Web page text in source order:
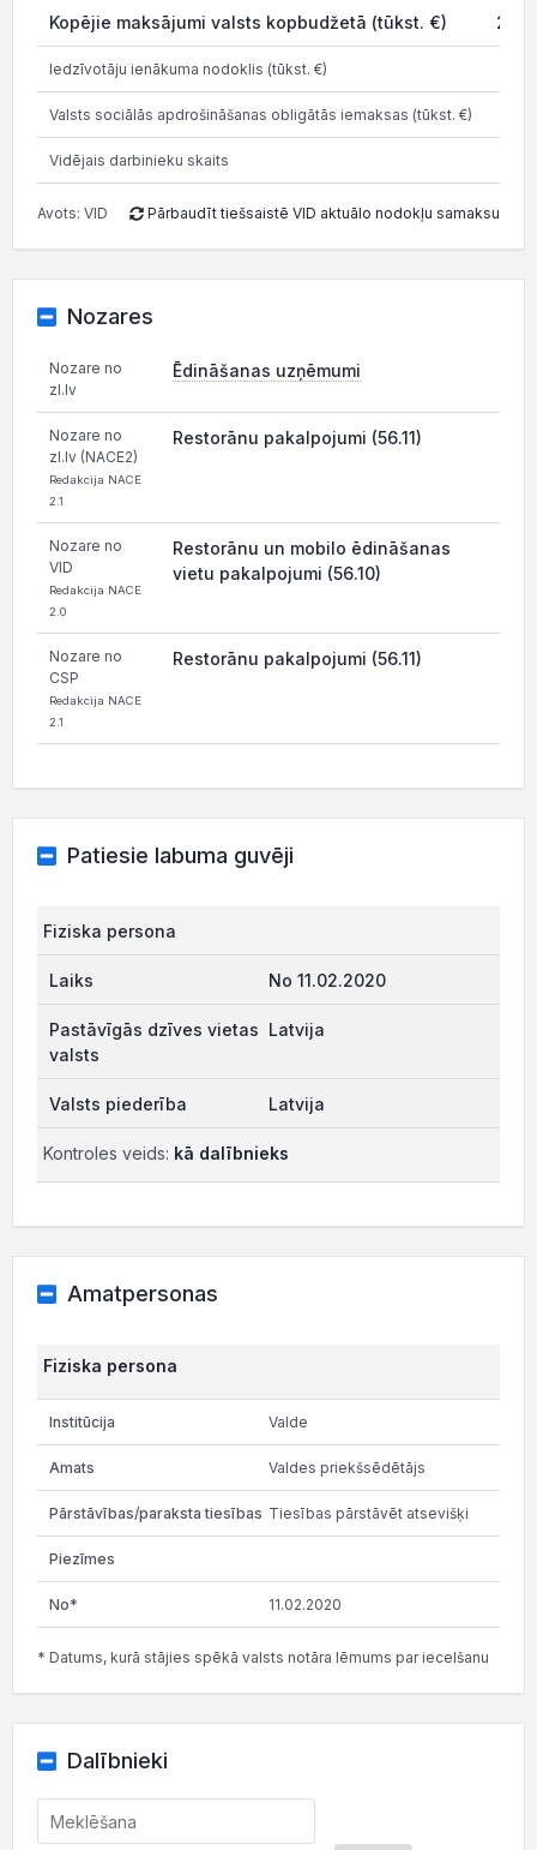
Kopējie maksājumi valsts kopbudžetā (tūkst. €)
Iedzīvotāju ienākuma nodoklis (tūkst. €)
Valsts sociālās apdrošināšanas obligātās iemaksas (tūkst. €)
Vidējais darbinieku skaits
Avots: VID Pārbaudīt tiešsaistē VID aktuālo nodokļu samaksu
Nozares
Nozare no
zl.lv
Ēdināšanas uzņēmumi
Nozare no
zl.lv (NACE2)
Redakcija NACE
2.1
Restorānu pakalpojumi (56.11)
Nozare no
VID
Redakcija NACE
2.0
Restorānu un mobilo ēdināšanas
vietu pakalpojumi (56.10)
Nozare no
CSP
Redakcija NACE
2.1
Restorānu pakalpojumi (56.11)
Patiesie labuma guvēji
Fiziska persona
No 11.02.2020
Latvija
Latvija
Kontroles veids: kā dalībnieks
Amatpersonas
Fiziska persona
Valde
Valdes priekšsēdētājs
Tiesības pārstāvēt atsevišķi
11.02.2020
* Datums, kurā stājies spēkā valsts notāra lēmums par iecelšanu
Dalībnieki